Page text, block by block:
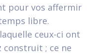
pour vos affermir
libre.
ceux-ci ont
construit ; ce ne